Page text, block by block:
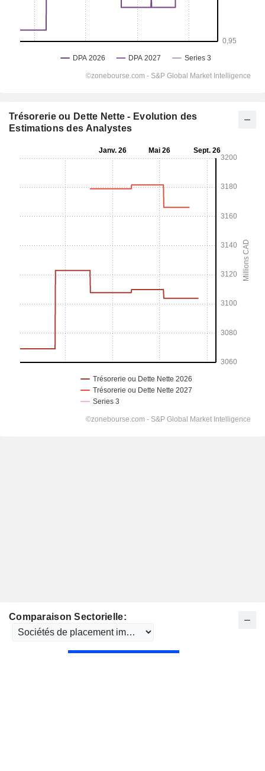
Trésorerie ou Dette Nette - Evolution des
Estimations des Analystes
Comparaison Sectorielle: